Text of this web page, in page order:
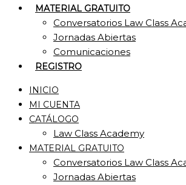
MATERIAL GRATUITO
Conversatorios Law Class
Jornadas Abiertas
Comunicaciones
REGISTRO
INICIO
MI CUENTA
CATÁLOGO
Law Class Academy
MATERIAL GRATUITO
Conversatorios Law Class
Jornadas Abiertas